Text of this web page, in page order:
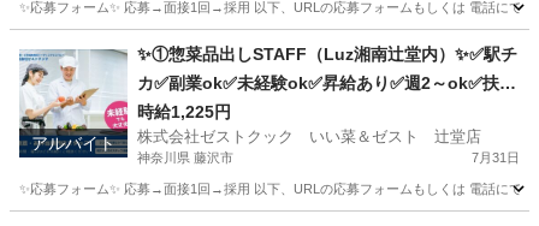
✨応募フォーム✨ 応募→面接1回→採用 以下、URLの応募フォームもしくは 電話にて
キッチン
アルバイト
✨①惣菜品出しSTAFF（Luz湘南辻堂内）✨✅駅チ
カ✅副業ok✅未経験ok✅昇給あり✅週2～ok✅扶養
内ok
時給1,225円
株式会社ゼストクック いい菜＆ゼスト 辻堂店
神奈川県 藤沢市 7月31日
✨応募フォーム✨ 応募→面接1回→採用 以下、URLの応募フォームもしくは 電話にて